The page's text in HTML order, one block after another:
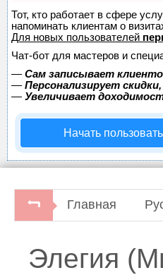
Тот, кто работает в сфере
напоминать клиентам о
Для новых пользователей
Чат-бот для мастеров и
— Сам записывает
— Персонализирует
— Увеличивает
Начать
Главная
Элегия